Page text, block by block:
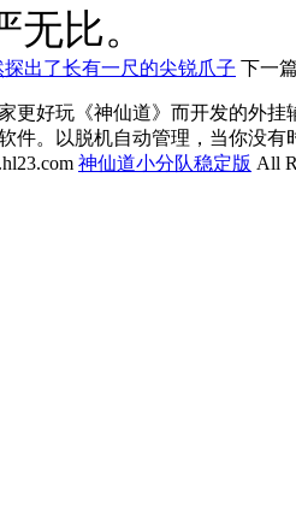
比。
出了长有一尺的尖锐爪子 下一
更好玩《神仙道》而开发的外
件。以脱机自动管理，当你没有
神仙道小分队稳定版 All